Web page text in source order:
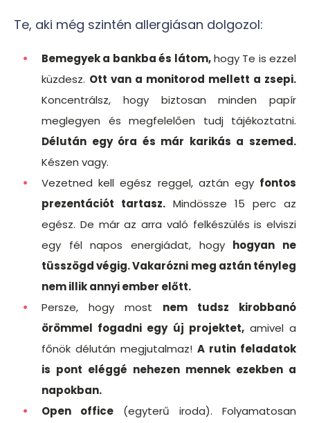
Te, aki még szintén allergiásan dolgozol:
Bemegyek a bankba és látom,hogy Te is ezzel
küzdesz. Ott van a monitorod mellett a zsepi.
Koncentrálsz, hogy biztosan minden papír
meglegyen és megfelelően tudj tájékoztatni.
Délután egy óra és már karikás a szemed.
Készen vagy.
Vezetned kell egész reggel, aztán egy fontos
prezentációt tartasz. Mindössze 15 perc az
egész. De már az arra való felkészülés is elviszi
egy fél napos energiádat, hogy hogyan ne
tüsszögd végig. Vakarózni meg aztán tényleg
nem illik annyi ember előtt.
Persze, hogy most nem tudsz kirobbanó
örömmel fogadni egy új projektet,amivel a
főnök délután megjutalmaz! A rutin feladatok
is pont eléggé nehezen mennek ezekben a
napokban.
Open office (egyterű iroda). Folyamatosan